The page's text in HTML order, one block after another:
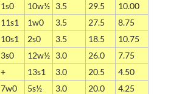
1s0 10w½ 3.5 29.5
10.00
11s1 1w0 3.5 27.5
8.75
10s1 2s0 3.5 18.5
10.75
3s0 12w½ 3.0 26.0
7.75
+ 13s1 3.0 20.5
4.50
7w0 5s½ 3.0 20.0
4.25